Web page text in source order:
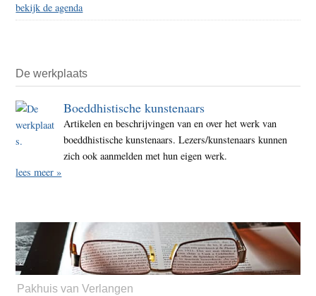
bekijk de agenda
De werkplaats
Boeddhistische kunstenaars
Artikelen en beschrijvingen van en over het werk van
boeddhistische kunstenaars. Lezers/kunstenaars kunnen
zich ook aanmelden met hun eigen werk.
lees meer »
Pakhuis van Verlangen